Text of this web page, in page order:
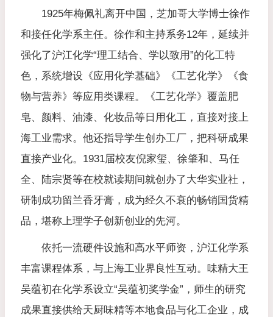
1925年梅佩礼离开中国，芝加哥大学博士徐作
和接任化学系主任。徐作和主持系务12年，延续并
强化了沪江化学“理工结合、学以致用”的化工特
色，系统增设《应用化学基础》《工艺化学》《食
物与营养》等应用类课程。《工艺化学》覆盖肥
皂、颜料、油漆、化妆品等日用化工，直接对接上
海工业需求。他还指导学生创办工厂，把科研成果
直接产业化。1931届校友倪家玺、徐肇和、马任
全、陆宗贤等在校就读期间就创办了大华实业社，
研制成功留兰香牙膏，成为经久不衰的畅销国货精
品，堪称上理学子创新创业的先河。
依托一流硬件设施和高水平师资，沪江化学系
丰富课程体系，与上海工业界良性互动。味精大王
吴蕴初在化学系设立“吴蕴初奖学金”，师生的研究
成果直接供给天厨味精等本地食品与化工企业，成